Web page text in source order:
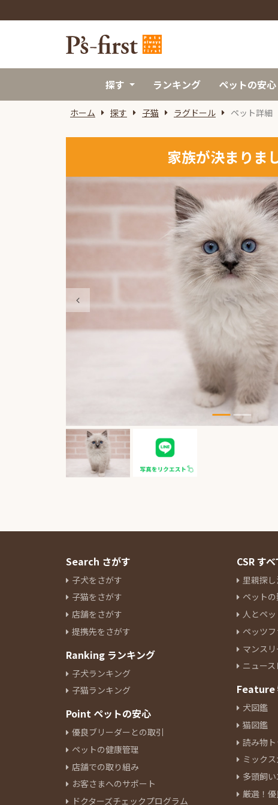
探す ランキング ペットの安心
ホーム 探す 子猫 ラグドール ペット詳細
家族が決まりま
Search さがす
子犬をさがす
子猫をさがす
店舗をさがす
提携先をさがす
Ranking ランキング
子犬ランキング
子猫ランキング
Point ペットの安心
優良ブリーダーとの取引
ペットの健康管理
店舗での取り組み
お客さまへのサポート
ドクターズチェックプログラム
CSR す
里親探
ペット
人とペ
ペッツ
マンス
ニュース
Feature
犬図鑑
猫図鑑
読み物
ミック
多頭飼
厳選！